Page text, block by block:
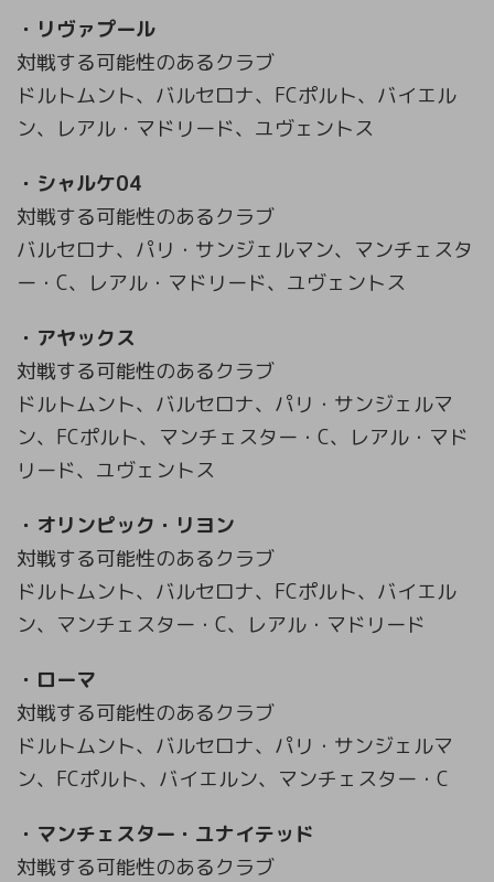
・リヴァプール
対戦する可能性のあるクラブ
ドルトムント、バルセロナ、FCポルト、バイエル
ン、レアル・マドリード、ユヴェントス
・シャルケ04
対戦する可能性のあるクラブ
バルセロナ、パリ・サンジェルマン、マンチェスタ
ー・C、レアル・マドリード、ユヴェントス
・アヤックス
対戦する可能性のあるクラブ
ドルトムント、バルセロナ、パリ・サンジェルマ
ン、FCポルト、マンチェスター・C、レアル・マド
リード、ユヴェントス
・オリンピック・リヨン
対戦する可能性のあるクラブ
ドルトムント、バルセロナ、FCポルト、バイエル
ン、マンチェスター・C、レアル・マドリード
・ローマ
対戦する可能性のあるクラブ
ドルトムント、バルセロナ、パリ・サンジェルマ
ン、FCポルト、バイエルン、マンチェスター・C
・マンチェスター・ユナイテッド
対戦する可能性のあるクラブ